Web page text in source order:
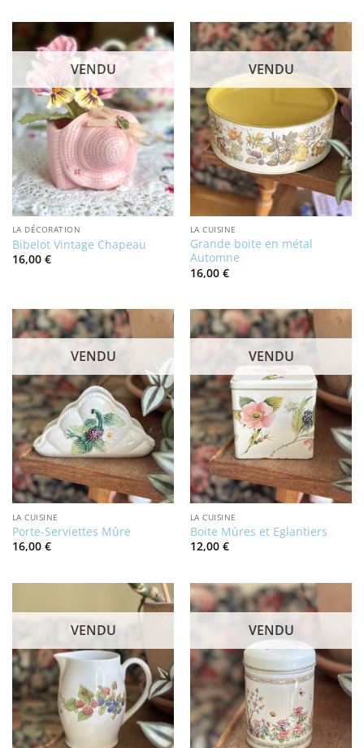
VENDU
LA DÉCORATION
Bibelot Vintage Chapeau
16,00 €
VENDU
LA CUISINE
Grande boite en métal
Automne
16,00 €
VENDU
LA CUISINE
Porte-Serviettes Mûre
16,00 €
VENDU
LA CUISINE
Boite Mûres et Eglantiers
12,00 €
VENDU VENDU